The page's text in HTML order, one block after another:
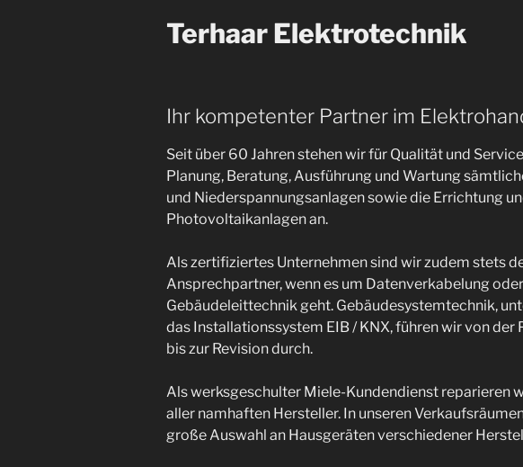
Terhaar Elektrotechnik
Ihr kompetenter Partner im
Seit über 60 Jahren stehen wir für Qualität und
Planung, Beratung, Ausführung und Wartung
und Niederspannungsanlagen sowie die Errichtung
Photovoltaikanlagen an.
Als zertifiziertes Unternehmen sind wir zudem stets
Ansprechpartner, wenn es um Datenverkabelung
Gebäudeleittechnik geht. Gebäudesystemtechnik,
das Installationssystem EIB / KNX, führen wir von der
bis zur Revision durch.
Als werksgeschulter Miele-Kundendienst reparieren
aller namhaften Hersteller. In unseren
große Auswahl an Hausgeräten verschiedener